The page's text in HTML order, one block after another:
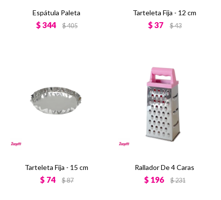
Espátula Paleta
$ 344 $405
Tarteleta Fija - 12 cm
$ 37 $43
Tarteleta Fija - 15 cm
$ 74 $87
Rallador De 4 Caras
$ 196 $231